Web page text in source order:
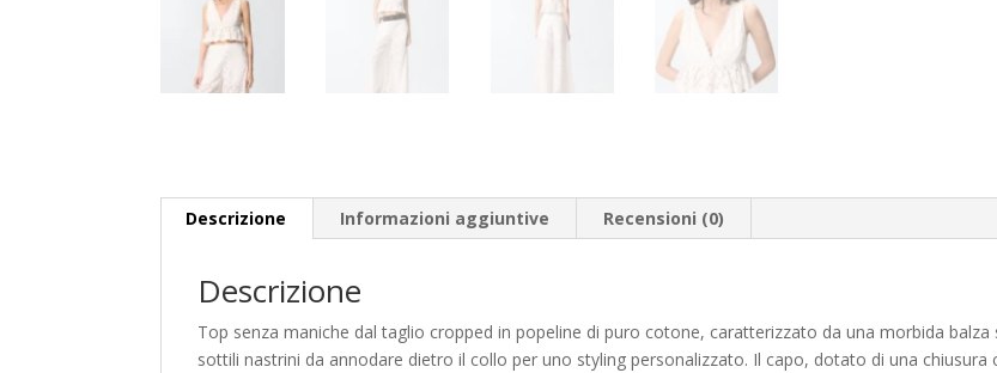
Descrizione Informazioni aggiuntive Recensioni (0)
Descrizione
Top senza maniche dal taglio cropped in popeline di puro cotone, caratterizzato da una morbida
sottili nastrini da annodare dietro il collo per uno styling personalizzato. Il capo, dotato di una chiusura